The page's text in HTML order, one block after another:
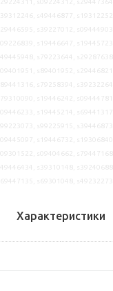
Характеристики